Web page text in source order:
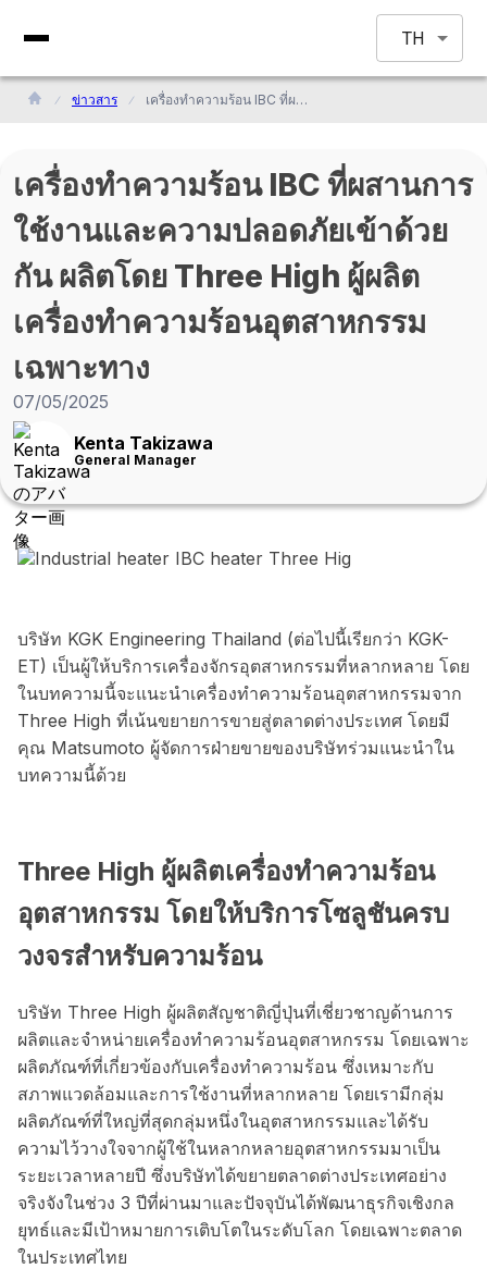
TH
ข่าวสาร เครื่องทำความร้อน IBC ที่ผสานการใช้งานและความปลอดภัยเข้าด้วยกัน ผลิตโดย Three High ผู้ผลิตเครื่องทำความร้อนอุตสาหกรรมเฉพาะทาง
เครื่องทำความร้อน IBC ที่ผสานการ
ใช้งานและความปลอดภัยเข้าด้วย
กัน ผลิตโดย Three High ผู้ผลิต
เครื่องทำความร้อนอุตสาหกรรม
เฉพาะทาง
07/05/2025
Kenta Takizawa
General Manager
บริษัท KGK Engineering Thailand (ต่อไปนี้เรียกว่า KGK-
ET) เป็นผู้ให้บริการเครื่องจักรอุตสาหกรรมที่หลากหลาย โดย
ในบทความนี้จะแนะนำเครื่องทำความร้อนอุตสาหกรรมจาก
Three High ที่เน้นขยายการขายสู่ตลาดต่างประเทศ โดยมี
คุณ Matsumoto ผู้จัดการฝ่ายขายของบริษัทร่วมแนะนำใน
บทความนี้ด้วย
Three High ผู้ผลิตเครื่องทำความร้อน
อุตสาหกรรม โดยให้บริการโซลูชันครบ
วงจรสำหรับความร้อน
บริษัท Three High ผู้ผลิตสัญชาติญี่ปุ่นที่เชี่ยวชาญด้านการ
ผลิตและจำหน่ายเครื่องทำความร้อนอุตสาหกรรม โดยเฉพาะ
ผลิตภัณฑ์ที่เกี่ยวข้องกับเครื่องทำความร้อน ซึ่งเหมาะกับ
สภาพแวดล้อมและการใช้งานที่หลากหลาย โดยเรามีกลุ่ม
ผลิตภัณฑ์ที่ใหญ่ที่สุดกลุ่มหนึ่งในอุตสาหกรรมและได้รับ
ความไว้วางใจจากผู้ใช้ในหลากหลายอุตสาหกรรมมาเป็น
ระยะเวลาหลายปี ซึ่งบริษัทได้ขยายตลาดต่างประเทศอย่าง
จริงจังในช่วง 3 ปีที่ผ่านมาและปัจจุบันได้พัฒนาธุรกิจเชิงกล
ยุทธ์และมีเป้าหมายการเติบโตในระดับโลก โดยเฉพาะตลาด
ในประเทศไทย